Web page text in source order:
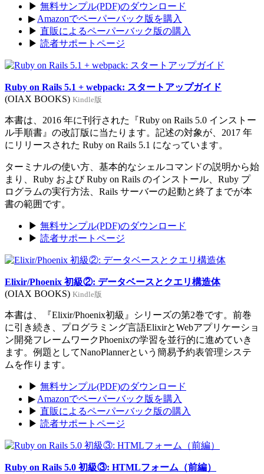
▶ 無料サンプル(PDF)のダウンロード
▶ Amazonでペーパーバック版を購入
▶ 直販によるペーパーバック版の購入
▶ 読者サポートページ
Ruby on Rails 5.1 + webpack: スタートアップガイド
(OIAX BOOKS) Kindle版
本書は、2016 年に刊行された『Ruby on Rails 5.0 インストー
ル手順書』の改訂版に当たります。記述の対象が、2017 年
にリリースされた Ruby on Rails 5.1 になっています。
ターミナルの使い方、基本的なシェルコマンドの説明から始
まり、Ruby および Ruby on Rails のインストール、Ruby プ
ログラムの実行方法、Rails サーバーの起動と終了までが本
書の範囲です。
▶ 無料サンプル(PDF)のダウンロード
▶ 読者サポートページ
Elixir/Phoenix 初級②: データベースとクエリ構造体
(OIAX BOOKS) Kindle版
本書は、『Elixir/Phoenix初級』シリーズの第2巻です。前巻
に引き続き、プログラミング言語ElixirとWebアプリケーショ
ン開発フレームワークPhoenixの学習を並行的に進めていき
ます。例題としてNanoPlannerという簡易予約表管理システ
ムを作ります。
▶ 無料サンプル(PDF)のダウンロード
▶ Amazonでペーパーバック版を購入
▶ 直販によるペーパーバック版の購入
▶ 読者サポートページ
Ruby on Rails 5.0 初級③: HTMLフォーム（前編）